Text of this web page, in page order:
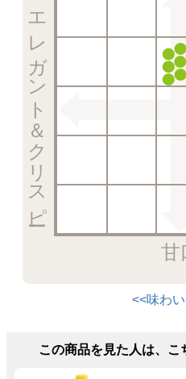
甘
エレガント＆クリスピー
<<味わ
この商品を見た人は、